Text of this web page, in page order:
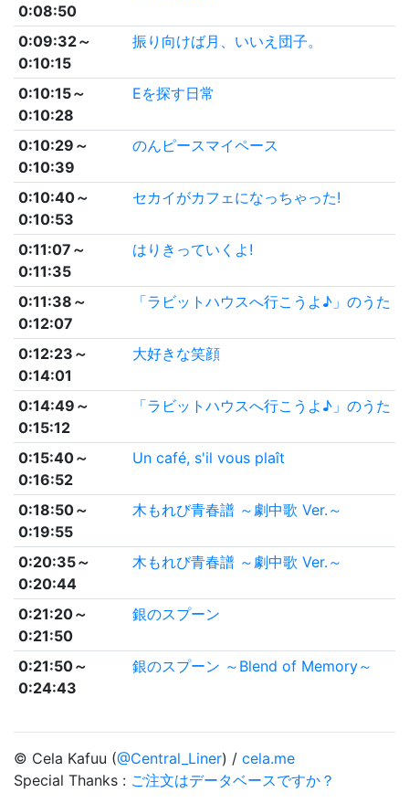
0:08:50
0:09:32～
0:10:15
振り向けば月、いいえ団子。
0:10:15～
0:10:28
Eを探す日常
0:10:29～
0:10:39
のんピースマイペース
0:10:40～
0:10:53
セカイがカフェになっちゃった!
0:11:07～
0:11:35
はりきっていくよ!
0:11:38～
0:12:07
「ラビットハウスへ行こうよ♪」のうた
0:12:23～
0:14:01
大好きな笑顔
0:14:49～
0:15:12
「ラビットハウスへ行こうよ♪」のうた
0:15:40～
0:16:52
Un café, s'il vous plaît
0:18:50～
0:19:55
木もれび青春譜 ～劇中歌 Ver.～
0:20:35～
0:20:44
木もれび青春譜 ～劇中歌 Ver.～
0:21:20～
0:21:50
銀のスプーン
0:21:50～
0:24:43
銀のスプーン ～Blend of Memory～
© Cela Kafuu (@Central_Liner) / cela.me
Special Thanks : ご注文はデータベースですか？